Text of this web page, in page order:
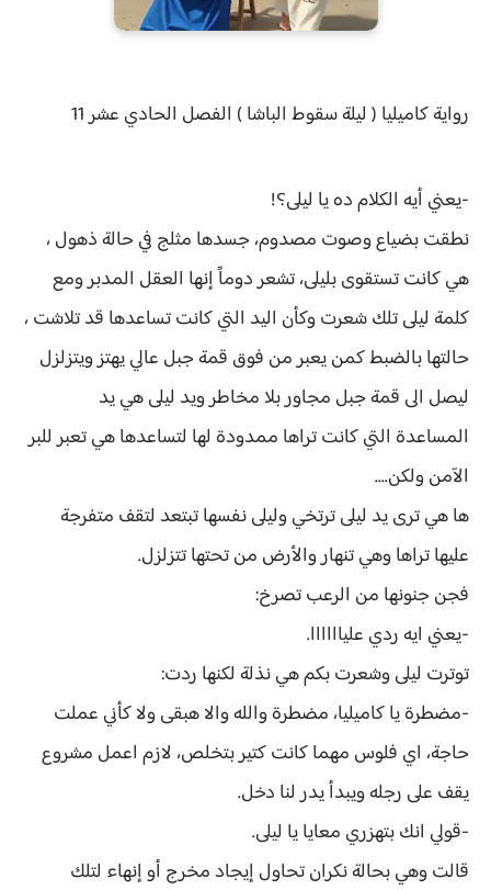
روايةكاميليا ( ليلة سقوط الباشا ) الفصل الحادي عشر 11
-يعني أيه الكلام ده يا ليلى؟!
نطقت بضياع وصوت مصدوم، جسدها مثلج في حالة ذهول ،
هي كانت تستقوى بليلى، تشعر دوماً إنها العقل المدبر ومع
كلمة ليلى تلك شعرت وكأن اليد التي كانت تساعدها قد تلاشت ،
حالتها بالضبط كمن يعبر من فوق قمة جبل عالي يهتز ويتزلزل
ليصل الى قمة جبل مجاور بلا مخاطر ويد ليلى هي يد
المساعدة التي كانت تراها ممدودة لها لتساعدها هي تعبر للبر
الآمن ولكن....
ها هي ترى يد ليلى ترتخي وليلى نفسها تبتعد لتقف متفرجة
عليها تراها وهي تنهار والأرض من تحتها تتزلزل.
فجن جنونها من الرعب تصرخ:
-يعني ايه ردي علياااااا.
توترت ليلى وشعرت بكم هي نذلة لكنها ردت:
-مضطرة يا كاميليا، مضطرة والله والا هبقى ولا كأني عملت
حاجة، اي فلوس مهما كانت كتير بتخلص، لازم اعمل مشروع
يقف على رجله ويبدأ يدر لنا دخل.
-قولي انك بتهزري معايا يا ليلى.
قالت وهي بحالة نكران تحاول إيجاد مخرج أو إنهاء لتلك